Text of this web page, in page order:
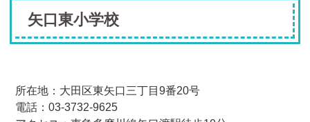
矢口東小学校
所在地：大田区東矢口三丁目9番20号
電話：03-3732-9625